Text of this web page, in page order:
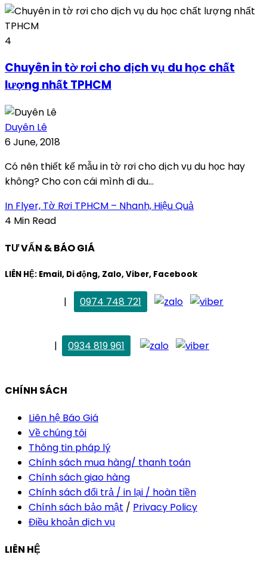
4
Chuyên in tờ rơi cho dịch vụ du học chất
lượng nhất TPHCM
Duyên Lê
6 June, 2018
Có nên thiết kế mẫu in tờ rơi cho dịch vụ du học hay
không? Cho con cái mình đi du...
In Flyer, Tờ Rơi TPHCM – Nhanh, Hiệu Quả
4 Min Read
TƯ VẤN & BÁO GIÁ
LIÊN HỆ: Email, Di động, Zalo, Viber, Facebook
|
0974 748 721
|
0934 819 961
CHÍNH SÁCH
Liên hệ Báo Giá
Về chúng tôi
Thông tin pháp lý
Chính sách mua hàng/ thanh toán
Chính sách giao hàng
Chính sách đổi trả / in lại / hoàn tiền
Chính sách bảo mật / Privacy Policy
Điều khoản dịch vụ
LIÊN HỆ